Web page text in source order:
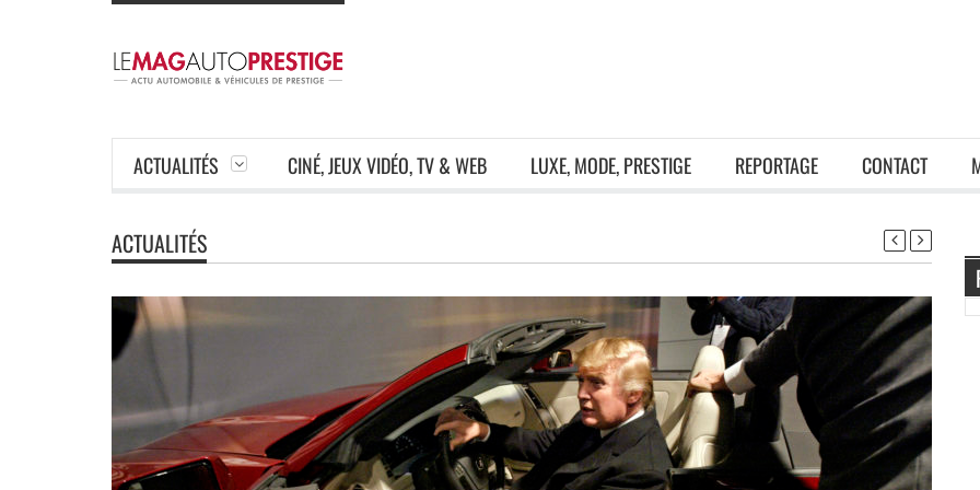
ACTUALITÉS CINÉ, JEUX VIDÉO, TV & WEB LUXE, MODE, PRESTIGE REPORTAGE CONTACT
ACTUALITÉS